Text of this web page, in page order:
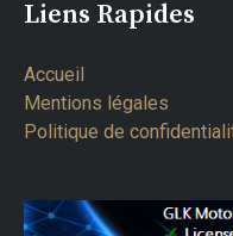
Liens Rapides
Accueil
Mentions légales
Politique de